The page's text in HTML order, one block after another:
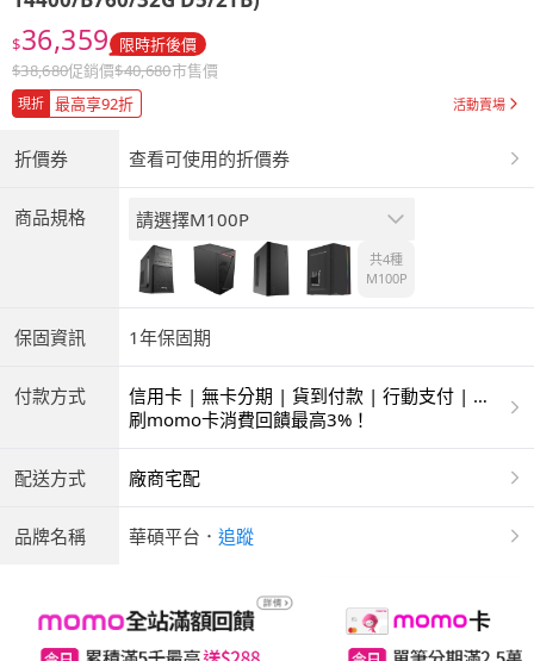
$36,359 限時折後價
$38,680促銷價$40,680市售價
現折 最高享92折 活動賣場
折價券 查看可使用的折價券
商品規格 請選擇M100P
共4種
M100P
保固資訊 1年保固期
付款方式
信用卡 | 無卡分期 | 貨到付款 | 行動支付 | 銀
聯卡
刷momo卡消費回饋最高3%！
配送方式 廠商宅配
品牌名稱 華碩平台 ． 追蹤